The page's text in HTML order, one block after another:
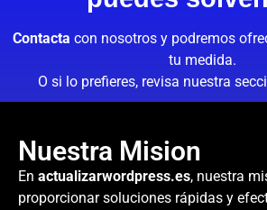
Contacta con nosotros y podremos
tu medida.
O si lo prefieres, revisa nuestra
Nuestra Mision
En actualizarwordpress.es, nuestra
proporcionar soluciones rápidas y